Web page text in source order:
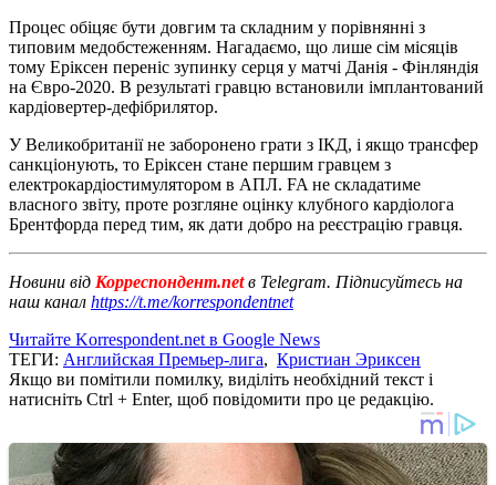
Процес обіцяє бути довгим та складним у порівнянні з
типовим медобстеженням. Нагадаємо, що лише сім місяців
тому Еріксен переніс зупинку серця у матчі Данія - Фінляндія
на Євро-2020. В результаті гравцю встановили імплантований
кардіовертер-дефібрилятор.
У Великобританії не заборонено грати з ІКД, і якщо трансфер
санкціонують, то Еріксен стане першим гравцем з
електрокардіостимулятором в АПЛ. FA не складатиме
власного звіту, проте розгляне оцінку клубного кардіолога
Брентфорда перед тим, як дати добро на реєстрацію гравця.
Новини від Корреспондент.netв Telegram. Підписуйтесь на
наш канал https://t.me/korrespondentnet
Читайте Korrespondent.net в Google News
ТЕГИ: Английская Премьер-лига, Кристиан Эриксен
Якщо ви помітили помилку, виділіть необхідний текст і
натисніть Ctrl + Enter, щоб повідомити про це редакцію.